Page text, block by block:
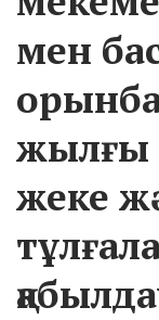
мен
жылғы
жеке